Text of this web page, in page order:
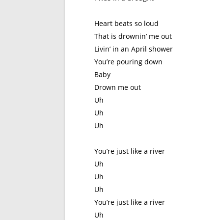
Heart beats so loud
That is drownin’ me out
Livin’ in an April shower
You’re pouring down
Baby
Drown me out
Uh
Uh
Uh
You’re just like a river
Uh
Uh
Uh
You’re just like a river
Uh